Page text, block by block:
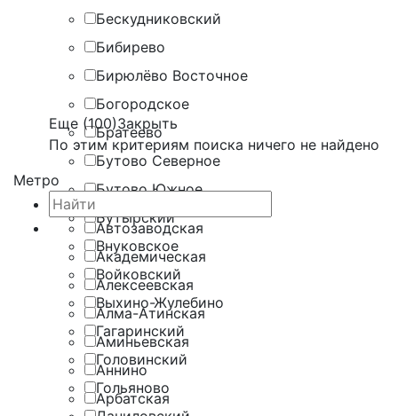
Бескудниковский
Бибирево
Бирюлёво Восточное
Богородское
Братеево
Бутово Северное
Бутово Южное
Бутырский
Внуковское
Войковский
Выхино-Жулебино
Гагаринский
Головинский
Гольяново
Еще (100)Закрыть
По этим критериям поиска ничего не найдено
Метро
Автозаводская
Академическая
Алексеевская
Алма-Атинская
Аминьевская
Аннино
Арбатская